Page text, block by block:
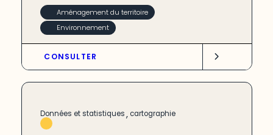
Aménagement du territoire
Environnement
CONSULTER
Données et statistiques, cartographie